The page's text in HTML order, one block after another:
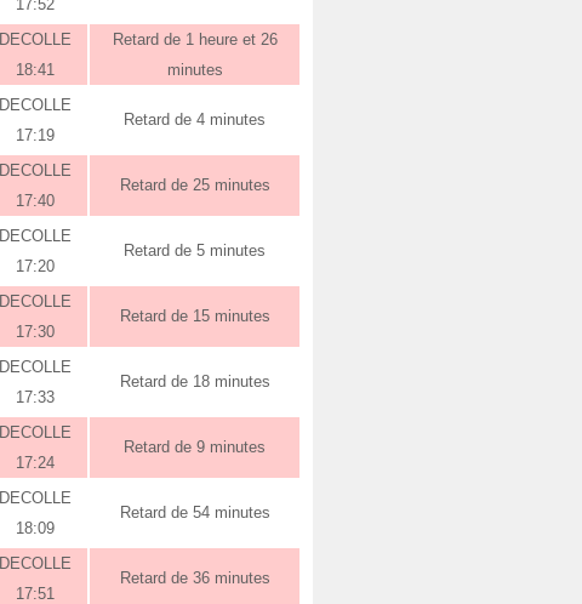
17:52
DECOLLE
18:41
Retard de 1 heure et 26
minutes
DECOLLE
17:19
Retard de 4 minutes
DECOLLE
17:40
Retard de 25 minutes
DECOLLE
17:20
Retard de 5 minutes
DECOLLE
17:30
Retard de 15 minutes
DECOLLE
17:33
Retard de 18 minutes
DECOLLE
17:24
Retard de 9 minutes
DECOLLE
18:09
Retard de 54 minutes
DECOLLE
17:51
Retard de 36 minutes